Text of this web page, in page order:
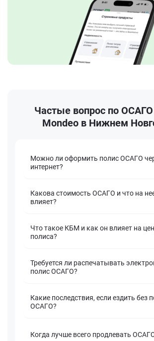
Частые вопрос по ОСАГО
Mondeo в Нижнем
Можно ли оформить полис ОСАГО
интернет?
Какова стоимость ОСАГО и что на
влияет?
Что такое КБМ и как он влияет на
полиса?
Требуется ли распечатывать
полис ОСАГО?
Какие последствия, если ездить без
ОСАГО?
Когда лучше всего продлевать